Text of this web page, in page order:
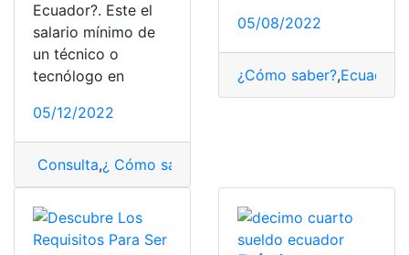
Ecuador?. Este el
salario mínimo de
un técnico o
tecnólogo en
05/12/2022
Consulta,¿ Cómo saber?
05/08/2022
¿Cómo saber?,Ecuador